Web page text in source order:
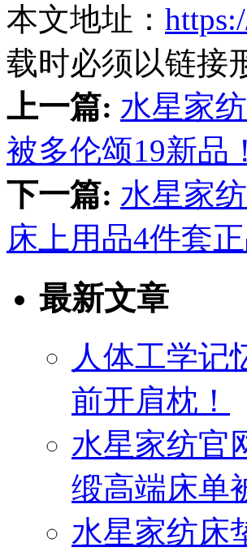
本文地址：
载时必须以链接
上一篇: 水星家
被多伦颂19新品！
下一篇: 水星家
床上用品4件套正
最新文章
人体工学记
前开肩枕！
水星家纺官
缎高端床单
水星家纺床